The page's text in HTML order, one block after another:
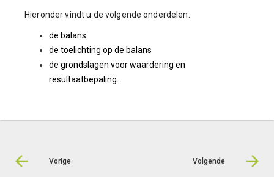
Hieronder vindt u de volgende onderdelen:
de balans
de toelichting op de balans
de grondslagen voor waardering en
resultaatbepaling.
Vorige Volgende